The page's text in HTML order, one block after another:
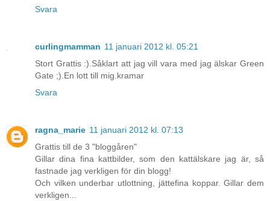
Svara
curlingmamman 11 januari 2012 kl. 05:21
Stort Grattis :).Såklart att jag vill vara med jag älskar Green
Gate ;).En lott till mig.kramar
Svara
ragna_marie 11 januari 2012 kl. 07:13
Grattis till de 3 "bloggåren"
Gillar dina fina kattbilder, som den kattälskare jag är, så
fastnade jag verkligen för din blogg!
Och vilken underbar utlottning, jättefina koppar. Gillar dem
verkligen...